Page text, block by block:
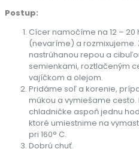
Postup:
Cícer namočíme na 12 –
(nevaríme) a
nastrúhanou repou a
semienkami, roztlačeným
vajíčkom a olejom.
Pridáme soľ a korenie,
múkou a vymiešame
chladničke aspoň jednu
ktoré umiestnime na
pri 160° C.
Dobrú chuť.